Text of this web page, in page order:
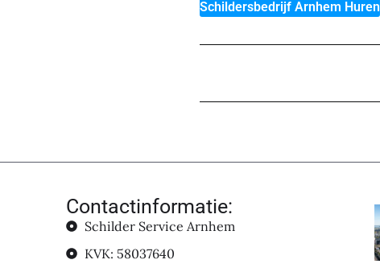
Schildersbedrijf Arnhem Huren
Contactinformatie:
Schilder Service Arnhem
KVK: 58037640